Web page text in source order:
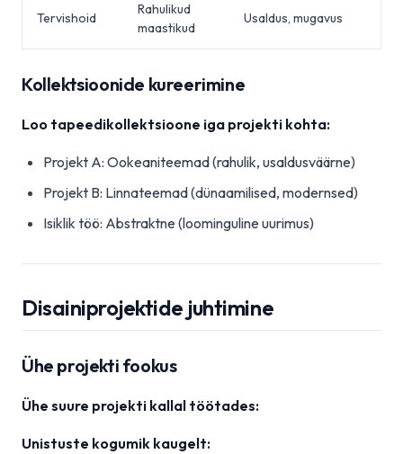
Tervishoid
Rahulikud
maastikud
Usaldus, mugavus
Kollektsioonide kureerimine
Loo tapeedikollektsioone iga projekti kohta:
Projekt A: Ookeaniteemad (rahulik, usaldusväärne)
Projekt B: Linnateemad (dünaamilised, modernsed)
Isiklik töö: Abstraktne (loominguline uurimus)
Disainiprojektide juhtimine
Ühe projekti fookus
Ühe suure projekti kallal töötades:
Unistuste kogumik kaugelt: